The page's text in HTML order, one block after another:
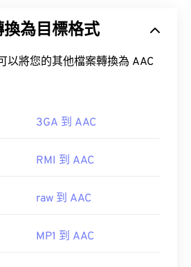
檔案？
器
en-
路串流媒體。它是 iOS、
通常用作視頻遊戲的音頻文
Playstation 4
為目標格式
將您的其他檔案轉換為 AAC
3GA 到 AAC
RMI 到 AAC
raw 到 AAC
MP1 到 AAC